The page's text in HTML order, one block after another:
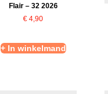
Flair – 32 2026
€ 4,90
+ In winkelmand